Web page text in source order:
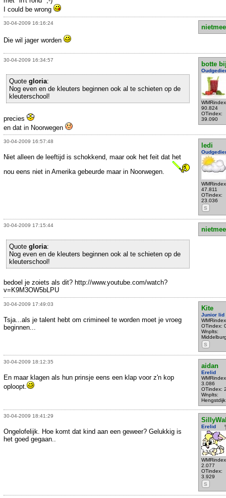
I could be wrong
30-04-2009 16:16:24
Die wil jager worden
30-04-2009 16:34:57
botte
90.824
OTindex:
39.090
Quote gloria:
Nog even en de kleuters beginnen ook al te schieten op de
kleuterschool!
precies
en dat in Noorwegen
30-04-2009 16:57:48
ledi
47.811
OTindex:
23.036
S
Niet alleen de leeftijd is schokkend, maar ook het feit dat het
nou eens niet in Amerika gebeurde maar in Noorwegen.
30-04-2009 17:15:44
Quote gloria:
Nog even en de kleuters beginnen ook al te schieten op de
kleuterschool!
bedoel je zoiets als dit? http://www.youtube.com/watch?
v=K9M3OW5bLPU
30-04-2009 17:49:03
Kite
Junior lid
OTindex:
Wnplts:
S
Tsja...als je talent hebt om crimineel te worden moet je vroeg
beginnen...
30-04-2009 18:12:35
aidan
Erelid
3.086
OTindex:
Wnplts:
Hengstdijk
En maar klagen als hun prinsje eens een klap voor z'n kop
oploopt.
30-04-2009 18:41:29
Erelid
2.077
OTindex:
3.929
S
Ongelofelijk. Hoe komt dat kind aan een geweer? Gelukkig is
het goed gegaan..